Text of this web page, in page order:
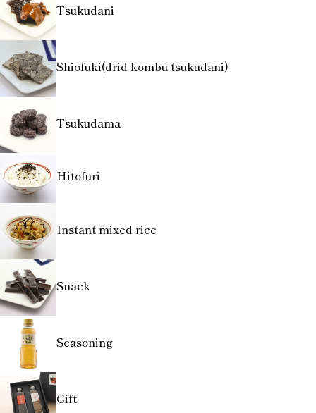
Tsukudani
Shiofuki(drid kombu tsukudani)
Tsukudama
Hitofuri
Instant mixed rice
Snack
Seasoning
Gift